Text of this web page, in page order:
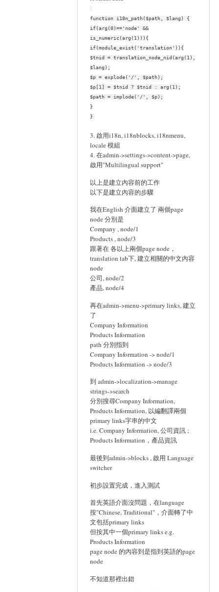
function i18n_path($path, $lang) {
if(arg(0)=='node' &&
is_numeric(arg(1))){
if(module_exist('translation')){
$tnid = translation_node_nid(arg(1),
$lang);
$p = explode('/', $path);
$p[1] = $tnid ? $tnid : arg(1);
$path = implode('/', $p);
}
}
3. 啟用i18n, i18nblocks, i18nmenu,
locale 模組
4. 在admin->settings->content->page,
啟用"Multilingual support"
以上是建立內容前的工作
以下是建立內容的步驟
我在English 介面建立了 兩個page
node 分別是
Company , node/1
Products , node/3
跟著在 各以上兩個page node，
translation tab下, 建立相關的中文內容
node
公司, node/2
產品, node/4
再在admin->menu->primary links, 建立
了
Company Information
Products Information
path 分別指到
Company Information -> node/1
Products Information -> node/3
到 admin->localization->manage
strings->search
分別搜尋Company Information,
Products Information, 以編翻譯兩個
primary links字串的中文
i.e. Company Information, 公司資訊 ;
Products Information，產品資訊
最後到admin->blocks , 啟用 Language
switcher
初步設置完成，進入測試
首先英語介面沒問題，在language
按"Chinese, Traditional"，介面轉了中
文包括primary links
但按其中一個primary links e.g.
Products Information
page node 的內容到是指到英語的page
node
不知道那裡出錯